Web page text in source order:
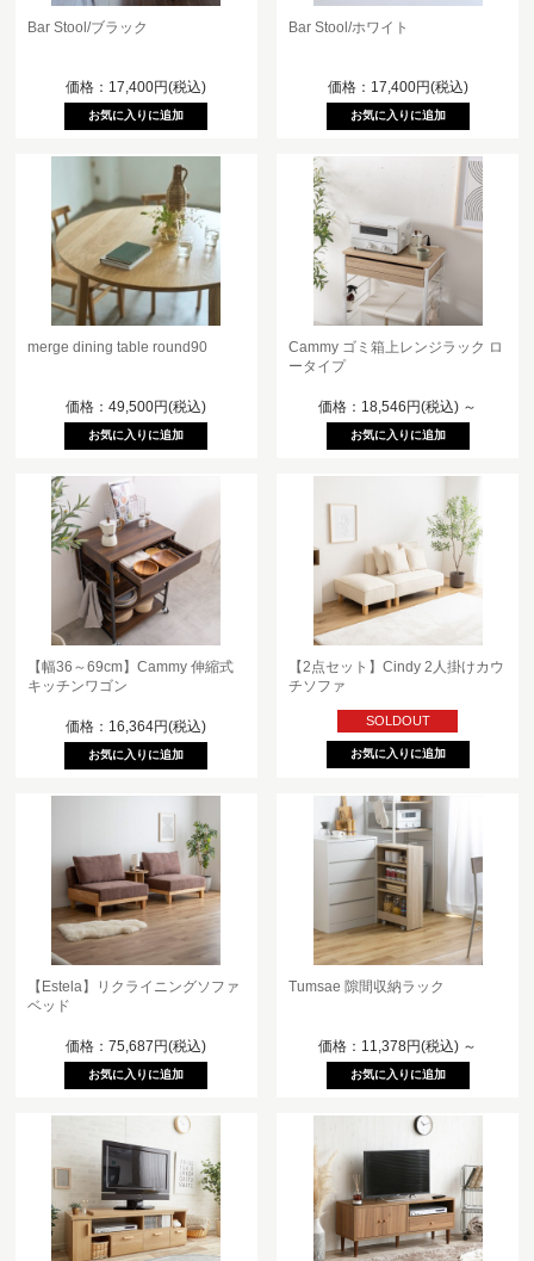
Bar Stool/ブラック
価格：17,400円(税込)
Bar Stool/ホワイト
価格：17,400円(税込)
merge dining table round90
価格：49,500円(税込)
Cammy ゴミ箱上レンジラック ロ
ータイプ
価格：18,546円(税込) ～
【幅36～69cm】Cammy 伸縮式
キッチンワゴン
価格：16,364円(税込)
【2点セット】Cindy 2人掛けカウ
チソファ
SOLDOUT
【Estela】リクライニングソファ
ベッド
価格：75,687円(税込)
Tumsae 隙間収納ラック
価格：11,378円(税込) ～